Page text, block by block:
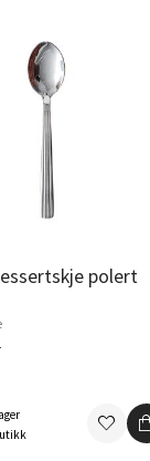
polert